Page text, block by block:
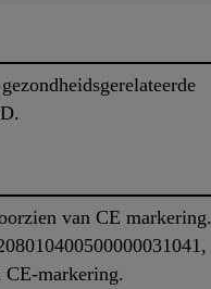
van CE markering.
CE-markering.